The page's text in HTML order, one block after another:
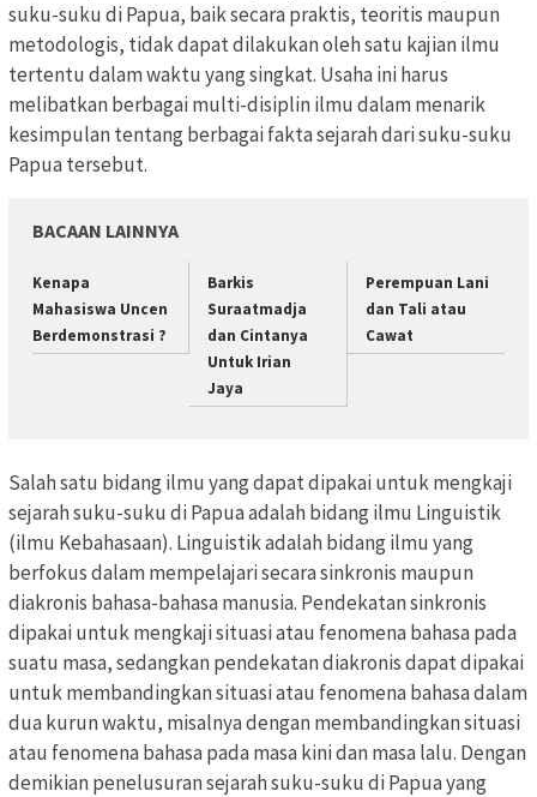
suku-suku di Papua, baik secara praktis, teoritis maupun
metodologis, tidak dapat dilakukan oleh satu kajian ilmu
tertentu dalam waktu yang singkat. Usaha ini harus
melibatkan berbagai multi-disiplin ilmu dalam menarik
kesimpulan tentang berbagai fakta sejarah dari suku-suku
Papua tersebut.
BACAAN LAINNYA
Kenapa
Mahasiswa Uncen
Berdemonstrasi ?
Barkis
Suraatmadja
dan Cintanya
Untuk Irian
Jaya
Perempuan Lani
dan Tali atau
Cawat
Salah satu bidang ilmu yang dapat dipakai untuk mengkaji
sejarah suku-suku di Papua adalah bidang ilmu Linguistik
(ilmu Kebahasaan). Linguistik adalah bidang ilmu yang
berfokus dalam mempelajari secara sinkronis maupun
diakronis bahasa-bahasa manusia. Pendekatan sinkronis
dipakai untuk mengkaji situasi atau fenomena bahasa pada
suatu masa, sedangkan pendekatan diakronis dapat dipakai
untuk membandingkan situasi atau fenomena bahasa dalam
dua kurun waktu, misalnya dengan membandingkan situasi
atau fenomena bahasa pada masa kini dan masa lalu. Dengan
demikian penelusuran sejarah suku-suku di Papua yang